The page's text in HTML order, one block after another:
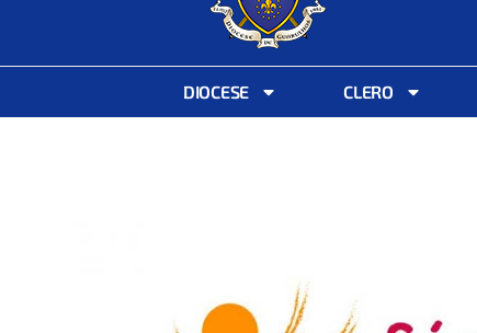
DIOCESE CLERO